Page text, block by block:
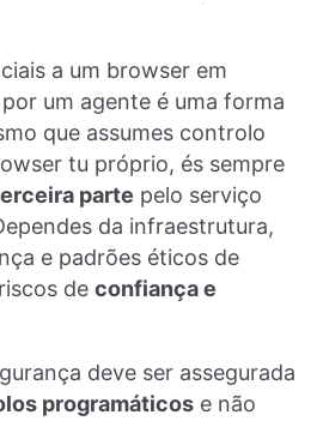
a um browser em
um agente é uma forma
que assumes controlo
tu próprio, és sempre
parte pelo serviço
da infraestrutura,
e padrões éticos de
de confiança e
deve ser assegurada
programáticos e não